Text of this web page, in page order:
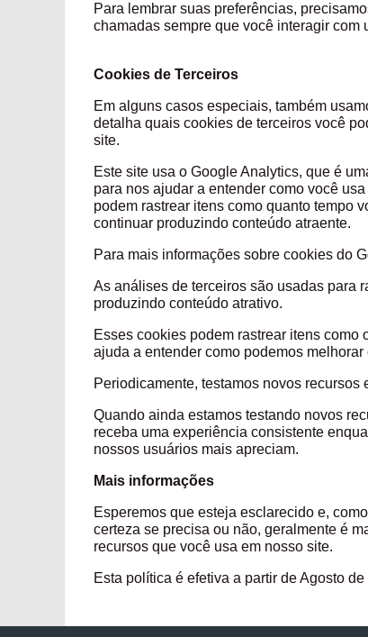
Para lembrar suas preferências,
chamadas sempre que você interagir
Cookies de Terceiros
Em alguns casos especiais, também
detalha quais cookies de terceiros você
site.
Este site usa o Google Analytics, que é
para nos ajudar a entender como você
podem rastrear itens como quanto tempo
continuar produzindo
Para mais informações sobre cookies do
As análises de terceiros são usadas para
produzindo conteúdo atrativo.
Esses cookies podem rastrear itens
ajuda a entender como
Periodicamente, testamos novos
Quando ainda estamos testando novos
receba uma experiência consistente
nossos usuários mais
Mais informações
Esperemos que esteja esclarecido e,
certeza se precisa ou não, geralmente é
recursos que você usa em nosso
Esta política é efetiva a partir de Agosto de